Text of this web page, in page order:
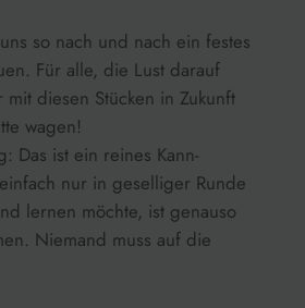
so nach und nach ein festes
Für alle, die Lust darauf
diesen Stücken in Zukunft
wagen!
Das ist ein reines Kann-
nur in geselliger Runde
lernen möchte, ist genauso
Niemand muss auf die